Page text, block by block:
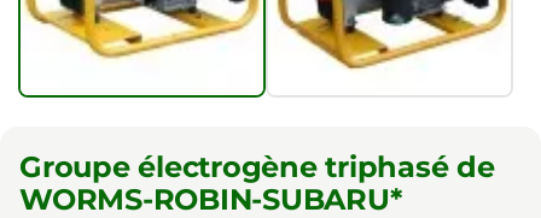
Groupe électrogène triphasé de
WORMS-ROBIN-SUBARU*